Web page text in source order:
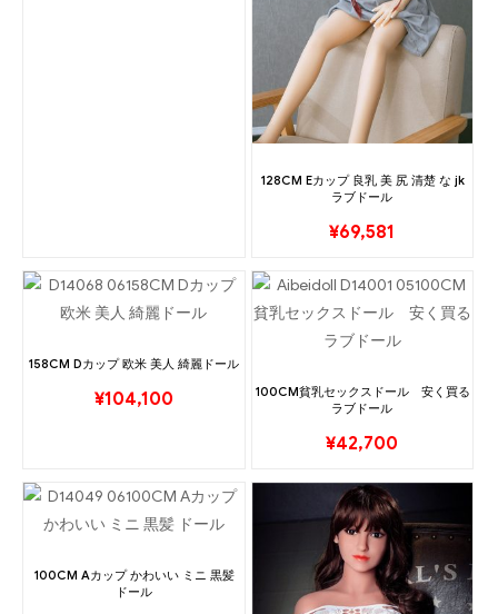
128CM Eカップ 良乳 美 尻 清楚 な jk
ラブドール
¥69,581
158CM Dカップ 欧米 美人 綺麗ドール
¥104,100
100CM貧乳セックスドール 安く買る
ラブドール
¥42,700
100CM Aカップ かわいい ミニ 黒髪
ドール